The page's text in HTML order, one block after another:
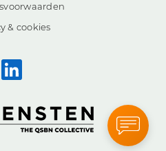
& cookies